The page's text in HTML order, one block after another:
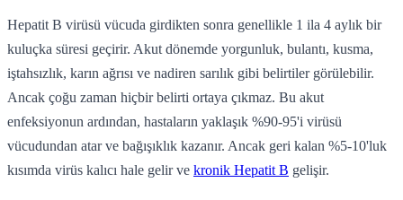
Hepatit B virüsü vücuda girdikten sonra genellikle 1 ila 4 aylık bir
kuluçka süresi geçirir. Akut dönemde yorgunluk, bulantı, kusma,
iştahsızlık, karın ağrısı ve nadiren sarılık gibi belirtiler görülebilir.
Ancak çoğu zaman hiçbir belirti ortaya çıkmaz. Bu akut
enfeksiyonun ardından, hastaların yaklaşık %90-95'i virüsü
vücudundan atar ve bağışıklık kazanır. Ancak geri kalan %5-10'luk
kısımda virüs kalıcı hale gelir ve kronik Hepatit B gelişir.